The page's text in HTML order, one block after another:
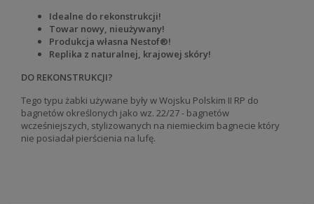
Idealne do rekonstrukcji!
Towar nowy, nieużywany!
Produkcja własna Nestof®!
Replika z naturalnej, krajowej skóry!
DO REKONSTRUKCJI?
Tego typu żabki używane były w Wojsku Polskim II RP do
bagnetów określonych jako wz. 22/27 - bagnetów
wcześniejszych, stylizowanych na niemieckim bagnecie który
nie posiadał pierścienia na lufę.